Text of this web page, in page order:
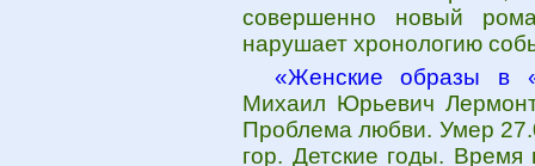
совершенно новый
нарушает хронологию
«Женские образы в
Михаил Юрьевич
Проблема любви. Умер
гор. Детские годы.